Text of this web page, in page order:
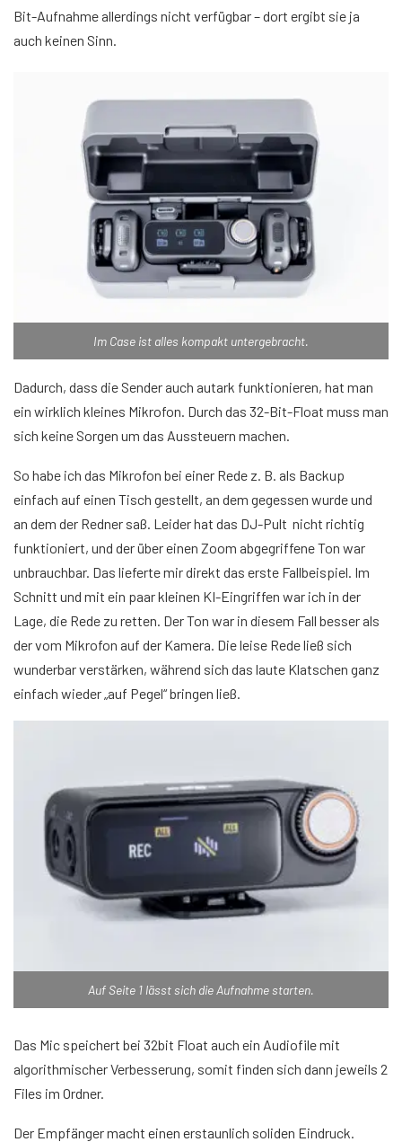
Bit-Aufnahme allerdings nicht verfügbar – dort ergibt sie ja
auch keinen Sinn.
Im Case ist alles kompakt untergebracht.
Dadurch, dass die Sender auch autark funktionieren, hat man
ein wirklich kleines Mikrofon. Durch das 32-Bit-Float muss man
sich keine Sorgen um das Aussteuern machen.
So habe ich das Mikrofon bei einer Rede z. B. als Backup
einfach auf einen Tisch gestellt, an dem gegessen wurde und
an dem der Redner saß. Leider hat das DJ-Pult nicht richtig
funktioniert, und der über einen Zoom abgegriffene Ton war
unbrauchbar. Das lieferte mir direkt das erste Fallbeispiel. Im
Schnitt und mit ein paar kleinen KI-Eingriffen war ich in der
Lage, die Rede zu retten. Der Ton war in diesem Fall besser als
der vom Mikrofon auf der Kamera. Die leise Rede ließ sich
wunderbar verstärken, während sich das laute Klatschen ganz
einfach wieder „auf Pegel“ bringen ließ.
Auf Seite 1 lässt sich die Aufnahme starten.
Das Mic speichert bei 32bit Float auch ein Audiofile mit
algorithmischer Verbesserung, somit finden sich dann jeweils 2
Files im Ordner.
Der Empfänger macht einen erstaunlich soliden Eindruck.